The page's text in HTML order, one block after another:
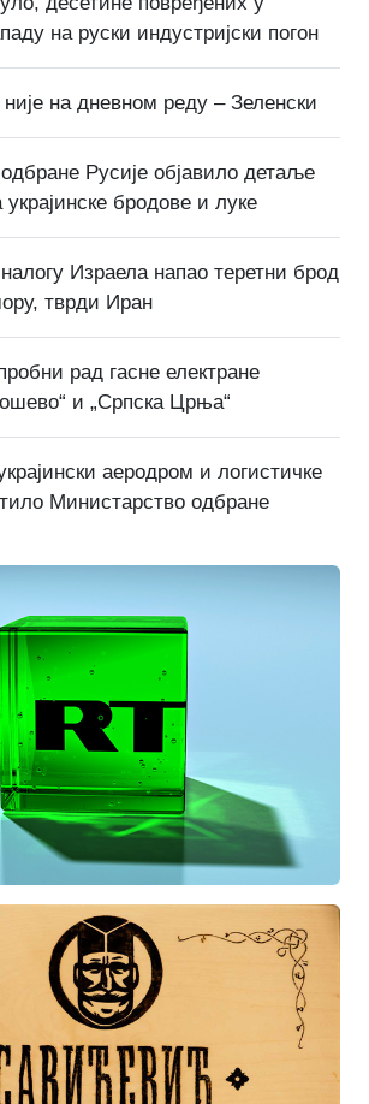
на руски индустријски погон
на дневном реду – Зеленски
Русије објавило детаље
бродове и луке
Израела напао теретни брод
тврди Иран
рад гасне електране
и „Српска Црња“
аеродром и логистичке
Министарство одбране